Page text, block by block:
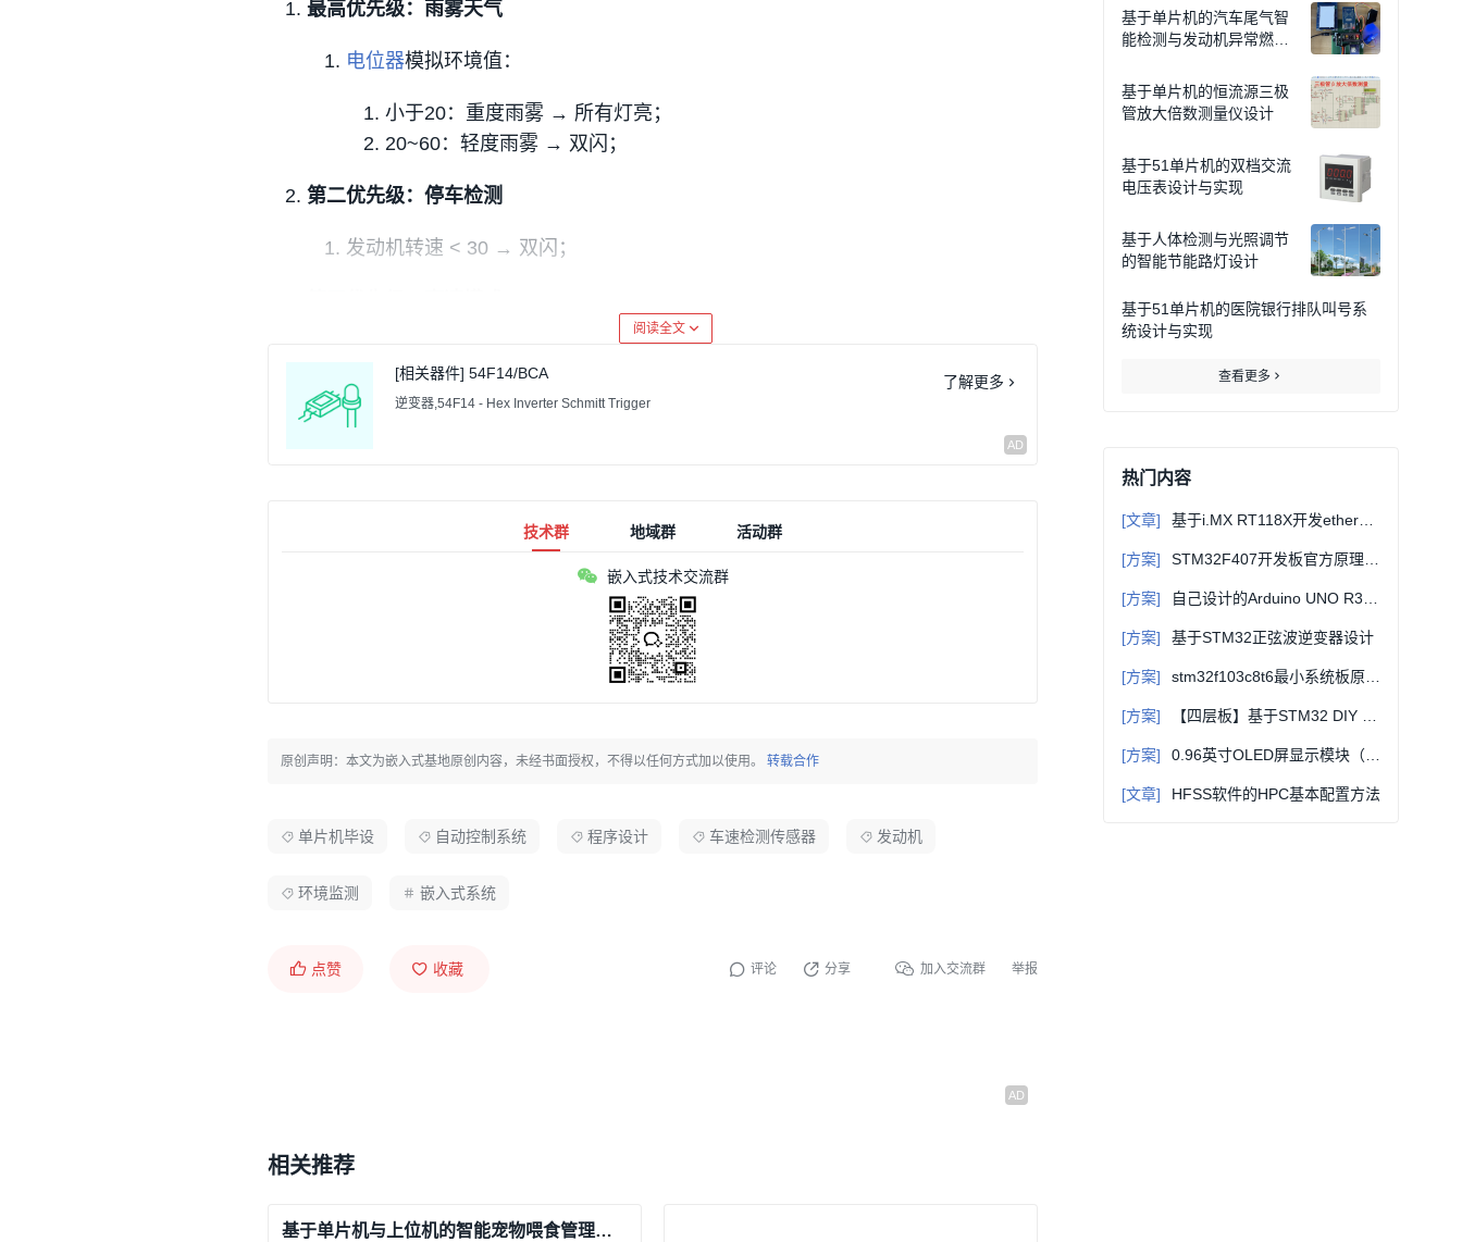
最高优先级：雨雾天气
电位器模拟环境值：
小于20：重度雨雾 → 所有灯亮；
20~60：轻度雨雾 → 双闪；
第二优先级：停车检测
发动机转速 < 30 → 双闪；
扭矩变化即触发转向灯；
第四优先级：低速模式
扭矩变化较大才触发转向灯。
最小系统包括：
复位电路
：RC复位电路确保系统稳定启动；
根据电压值判断天气状态：
电压高 → 天气正常。
阅读全文
[相关器件] 54F14/BCA
逆变器,54F14 - Hex Inverter Schmitt Trigger
了解更多
技术群 地域群 活动群
嵌入式技术交流群
原创声明：本文为嵌入式基地原创内容，未经书面授权，不得以任何方式加以使用。 转载合作
单片机毕设 自动控制系统 程序设计 车速检测传感器 发动机
环境监测 嵌入式系统
点赞 收藏 评论 分享 加入交流群 举报
相关推荐
基于单片机与上位机的智能宠物喂食管理系统设计
基于单片机的汽车尾气智
能检测与发动机异常燃烧
基于单片机的恒流源三极
管放大倍数测量仪设计
基于51单片机的双档交流
电压表设计与实现
基于人体检测与光照调节
的智能节能路灯设计
基于51单片机的医院银行排队叫号系
统设计与实现
查看更多
热门内容
[文章] 基于i.MX RT118X开发ethercat从站（一）-初识EtherCAT
[方案] STM32F407开发板官方原理图+固件库+例程等详细资料
[方案] 自己设计的Arduino UNO R3主控板原理图+PCB源文件（可直接打样）
[方案] 基于STM32正弦波逆变器设计
[方案] stm32f103c8t6最小系统板原理图和构成讲解
[方案] 【四层板】基于STM32 DIY JLink_V9 ARM仿真器 2.0版本
[方案] 0.96英寸OLED屏显示模块（原理图+PCB+芯片手册）
[文章] HFSS软件的HPC基本配置方法